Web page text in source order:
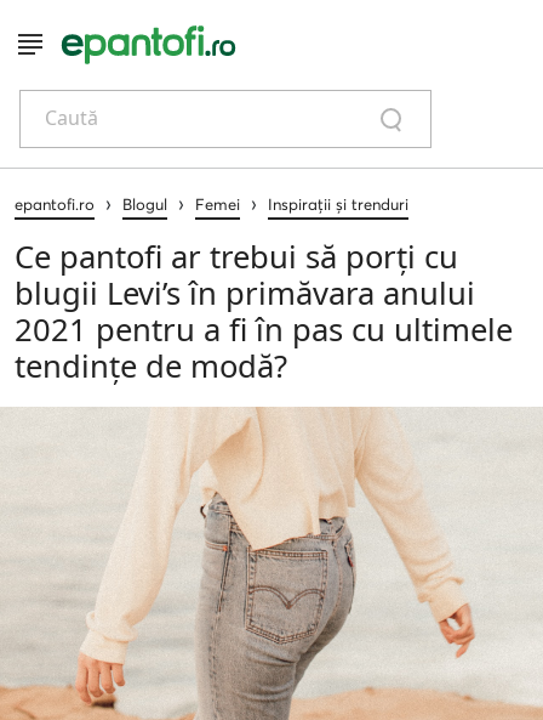
Caută
epantofi.ro › Blogul › Femei › Inspirații și trenduri
Ce pantofi ar trebui să porți cu
blugii Levi’s în primăvara anului
2021 pentru a fi în pas cu ultimele
tendințe de modă?